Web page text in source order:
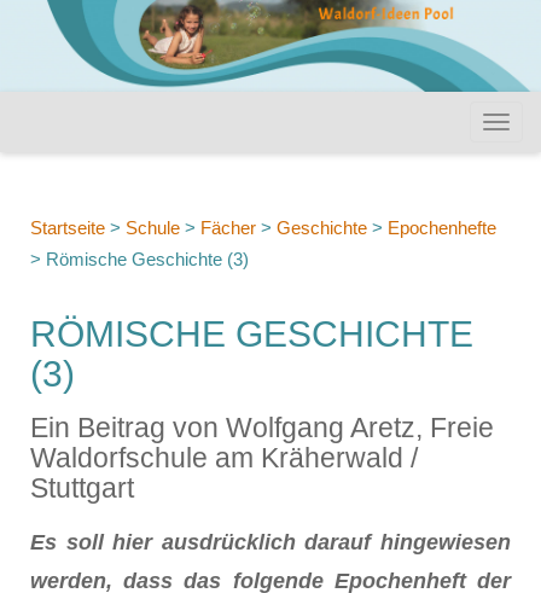
Startseite > Schule > Fächer > Geschichte > Epochenhefte
> Römische Geschichte (3)
RÖMISCHE GESCHICHTE
(3)
Ein Beitrag von Wolfgang Aretz, Freie
Waldorfschule am Kräherwald /
Stuttgart
Es soll hier ausdrücklich darauf hingewiesen
werden, dass das folgende Epochenheft der